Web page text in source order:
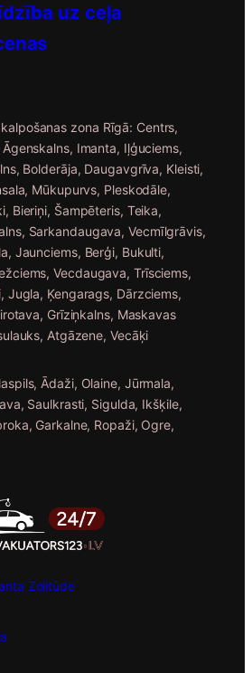
uz ceļa
enas
zona Rīgā: Centrs,
Imanta, Iļģuciems,
Bolderāja, Daugavgrīva, Kleisti,
Mūkupurvs, Pleskodāle,
Bieriņi, Šampēteris, Teika,
Sarkandaugava, Vecmīlgrāvis,
Jaunciems, Berģi, Bukulti,
Vecdaugava, Trīsciems,
Jugla, Ķengarags, Dārzciems,
Grīziņkalns, Maskavas
Atgāzene, Vecāķi
Ādaži, Olaine, Jūrmala,
Saulkrasti, Sigulda, Ikšķile,
Garkalne, Ropaži, Ogre,
Zolitūde